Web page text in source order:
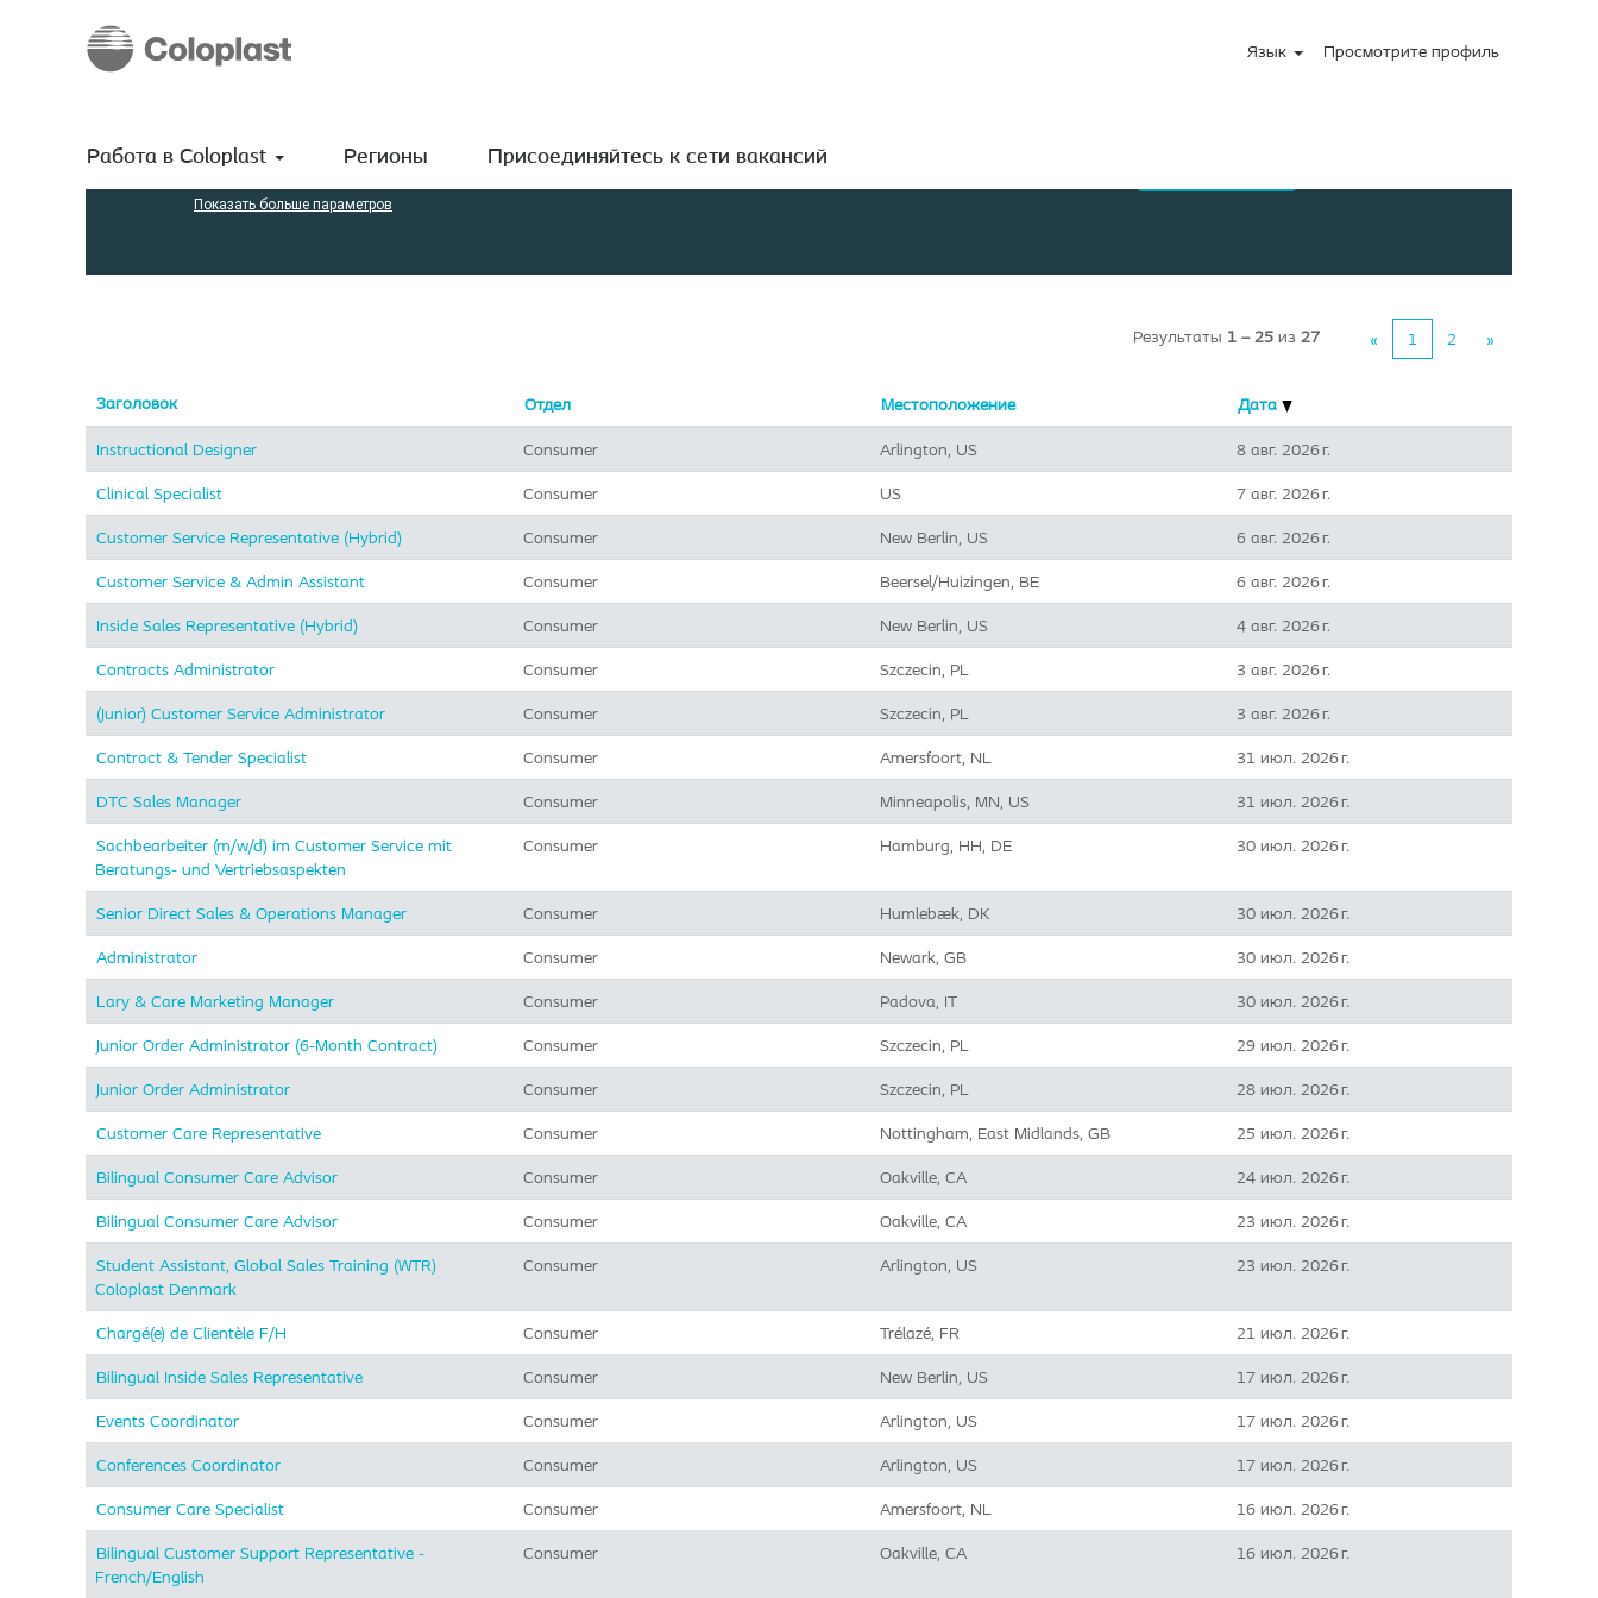
Язык Просмотрите профиль
Работа в Coloplast Регионы Присоединяйтесь к сети вакансий
Домашняя страница
Результаты поиска
Показать больше параметров
Результаты 1 – 25 из 27 « 1 2 »
Заголовок Отдел Местоположение Дата
Instructional Designer Consumer Arlington, US 8 авг. 2026 г.
Clinical Specialist Consumer US 7 авг. 2026 г.
Customer Service Representative (Hybrid) Consumer New Berlin, US 6 авг. 2026 г.
Customer Service & Admin Assistant Consumer Beersel/Huizingen, BE 6 авг. 2026 г.
Inside Sales Representative (Hybrid) ​ Consumer New Berlin, US 4 авг. 2026 г.
Contracts Administrator Consumer Szczecin, PL 3 авг. 2026 г.
(Junior) Customer Service Administrator Consumer Szczecin, PL 3 авг. 2026 г.
Contract & Tender Specialist Consumer Amersfoort, NL 31 июл. 2026 г.
DTC Sales Manager Consumer Minneapolis, MN, US 31 июл. 2026 г.
Sachbearbeiter (m/w/d) im Customer Service mit
Beratungs- und Vertriebsaspekten
Consumer Hamburg, HH, DE 30 июл. 2026 г.
Senior Direct Sales & Operations Manager Consumer Humlebæk, DK 30 июл. 2026 г.
Administrator Consumer Newark, GB 30 июл. 2026 г.
Lary & Care Marketing Manager Consumer Padova, IT 30 июл. 2026 г.
Junior Order Administrator (6-Month Contract) Consumer Szczecin, PL 29 июл. 2026 г.
Junior Order Administrator Consumer Szczecin, PL 28 июл. 2026 г.
Customer Care Representative Consumer Nottingham, East Midlands, GB 25 июл. 2026 г.
Bilingual Consumer Care Advisor Consumer Oakville, CA 24 июл. 2026 г.
Bilingual Consumer Care Advisor Consumer Oakville, CA 23 июл. 2026 г.
Student Assistant, Global Sales Training (WTR)
Coloplast Denmark
Consumer Arlington, US 23 июл. 2026 г.
Chargé(e) de Clientèle F/H Consumer Trélazé, FR 21 июл. 2026 г.
Bilingual Inside Sales Representative Consumer New Berlin, US 17 июл. 2026 г.
Events Coordinator Consumer Arlington, US 17 июл. 2026 г.
Conferences Coordinator Consumer Arlington, US 17 июл. 2026 г.
Consumer Care Specialist Consumer Amersfoort, NL 16 июл. 2026 г.
Bilingual Customer Support Representative -
French/English
Consumer Oakville, CA 16 июл. 2026 г.